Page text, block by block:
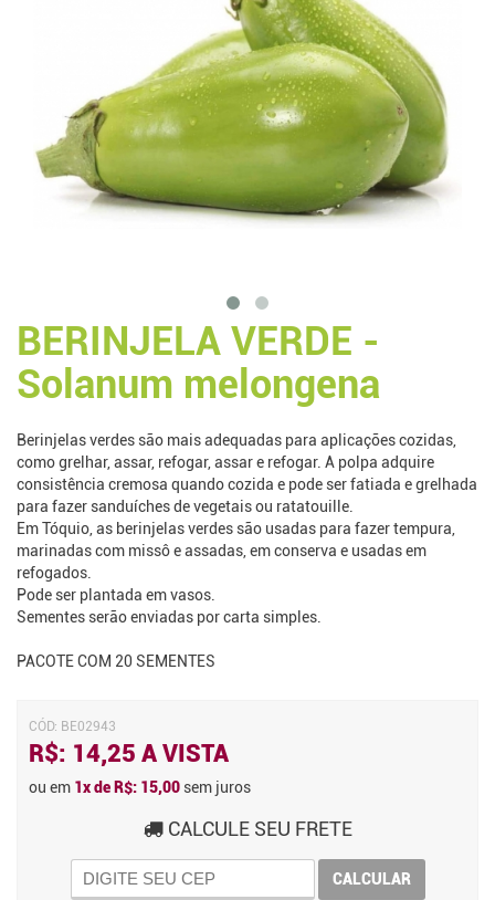
BERINJELA VERDE -
Solanum melongena
Berinjelas verdes são mais adequadas para aplicações cozidas,
como grelhar, assar, refogar, assar e refogar. A polpa adquire
consistência cremosa quando cozida e pode ser fatiada e grelhada
para fazer sanduíches de vegetais ou ratatouille.
Em Tóquio, as berinjelas verdes são usadas para fazer tempura,
marinadas com missô e assadas, em conserva e usadas em
refogados.
Pode ser plantada em vasos.
Sementes serão enviadas por carta simples.
PACOTE COM 20 SEMENTES
CÓD: BE02943
R$: 14,25 A VISTA
ou em 1x de R$: 15,00 sem juros
CALCULE SEU FRETE
CALCULAR